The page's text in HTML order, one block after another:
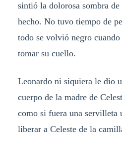
sintió la dolorosa sombra de
hecho. No tuvo tiempo de
todo se volvió negro
tomar su cuello.
Leonardo ni siquiera le dio
cuerpo de la madre de
como si fuera una servilleta
liberar a Celeste de la